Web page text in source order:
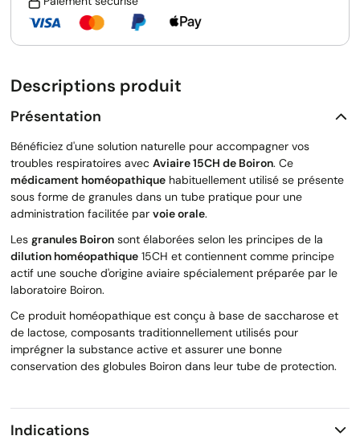
Descriptions produit
Présentation
Bénéficiez d'une solution naturelle pour accompagner vos
troubles respiratoires avec Aviaire 15CH de Boiron. Ce
médicament homéopathique habituellement utilisé se présente
sous forme de granules dans un tube pratique pour une
administration facilitée par voie orale.
Les granules Boiron sont élaborées selon les principes de la
dilution homéopathique 15CH et contiennent comme principe
actif une souche d'origine aviaire spécialement préparée par le
laboratoire Boiron.
Ce produit homéopathique est conçu à base de saccharose et
de lactose, composants traditionnellement utilisés pour
imprégner la substance active et assurer une bonne
conservation des globules Boiron dans leur tube de protection.
Indications